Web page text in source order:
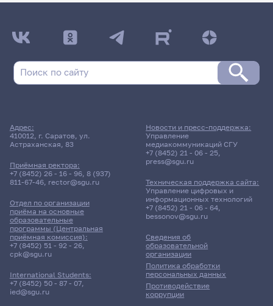
Адрес:
410012, г. Саратов, ул.
Астраханская, 83
Приёмная ректора:
+7 (8452) 26 - 16 - 96, 8 (937)
811-67-46, rector@sgu.ru
Отдел по организации
приёма на основные
образовательные
программы (Центральная
приёмная комиссия):
+7 (8452) 51 - 92 - 26,
cpk@sgu.ru
International Students:
+7 (8452) 50 - 87 - 07,
ied@sgu.ru
Сведения об
образовательной
организации
Политика обработки
персональных данных
Противодействие
коррупции
Новости и пресс-поддержка:
Управление
медиакоммуникаций СГУ
+7 (8452) 21 - 06 - 25,
press@sgu.ru
Техническая поддержка сайта:
Управление цифровых и
информационных технологий
+7 (8452) 21 - 06 - 64,
bessonov@sgu.ru